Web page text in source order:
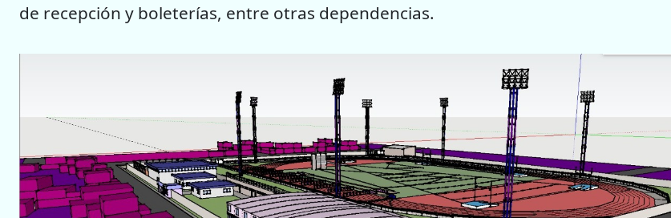
de recepción y boleterías, entre otras dependencias.